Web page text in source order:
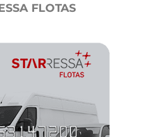
FLOTAS